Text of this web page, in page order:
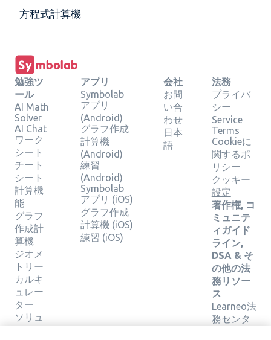
方程式計算機
勉強ツ
ール
AI Math
Solver
AI Chat
ワーク
シート
チート
シート
計算機
能
グラフ
作成計
算機
ジオメ
トリー
カルキ
ュレー
ター
ソリュ
ーショ
アプリ
Symbolab
アプリ
(Android)
グラフ作成
計算機
(Android)
練習
(Android)
Symbolab
アプリ (iOS)
グラフ作成
計算機 (iOS)
練習 (iOS)
会社
お問
い合
わせ
日本
語
法務
プライバ
シー
Service
Terms
Cookieに
関するポ
リシー
クッキー
設定
著作権, コ
ミュニテ
ィガイド
ライン,
DSA & そ
の他の法
務リソー
ス
Learneo法
務センタ